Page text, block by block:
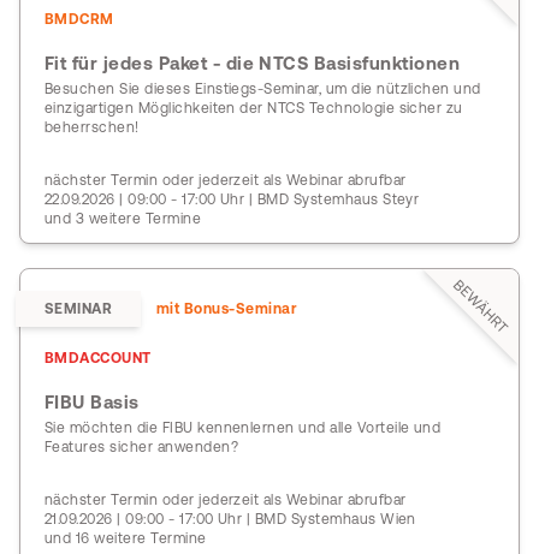
BMDCRM
Fit für jedes Paket - die NTCS Basisfunktionen
Besuchen Sie dieses Einstiegs-Seminar, um die nützlichen und
einzigartigen Möglichkeiten der NTCS Technologie sicher zu
beherrschen!
nächster Termin oder jederzeit als Webinar abrufbar
22.09.2026 | 09:00 - 17:00 Uhr | BMD Systemhaus Steyr
und 3 weitere Termine
BEWÄHRT
SEMINAR mit Bonus-Seminar
BMDACCOUNT
FIBU Basis
Sie möchten die FIBU kennenlernen und alle Vorteile und
Features sicher anwenden?
nächster Termin oder jederzeit als Webinar abrufbar
21.09.2026 | 09:00 - 17:00 Uhr | BMD Systemhaus Wien
und 16 weitere Termine